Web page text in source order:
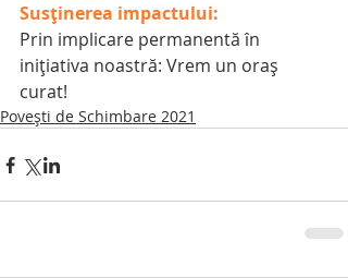
Susținerea impactului:
Prin implicare permanentă în
inițiativa noastră: Vrem un oraș
curat!
Povești de Schimbare 2021